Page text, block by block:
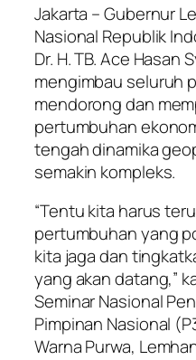
Jakarta – Gubernur
Nasional Republik
Dr. H. TB. Ace Hasan
mengimbau seluruh
mendorong dan
pertumbuhan
tengah dinamika
semakin kompleks.
“Tentu kita harus
pertumbuhan yang
kita jaga dan
yang akan datang,”
Seminar Nasional
Pimpinan Nasional
Warna Purwa,